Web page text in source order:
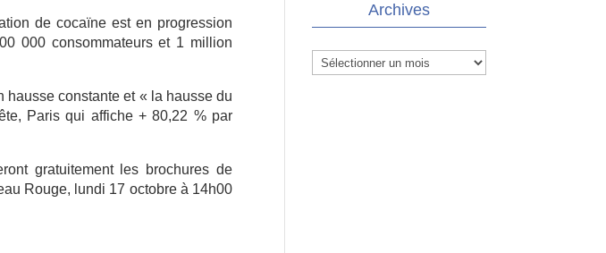
de cocaïne est en progression
000 consommateurs et 1 million
hausse constante et « la hausse du
Paris qui affiche + 80,22 % par
gratuitement les brochures de
Rouge, lundi 17 octobre à 14h00
Archives
Archives